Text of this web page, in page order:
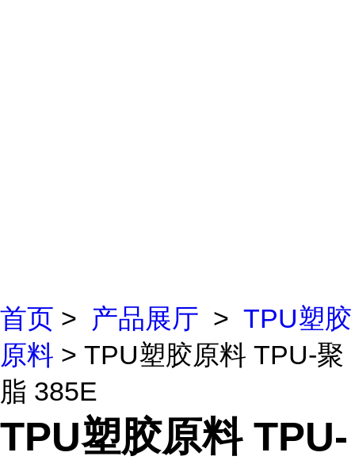
首页 > 产品展厅 > TPU塑胶
原料 > TPU塑胶原料 TPU-聚
脂 385E
TPU塑胶原料 TPU-